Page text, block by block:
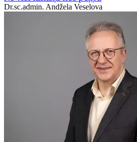
Dr.sc.admin. Andžela Veselova